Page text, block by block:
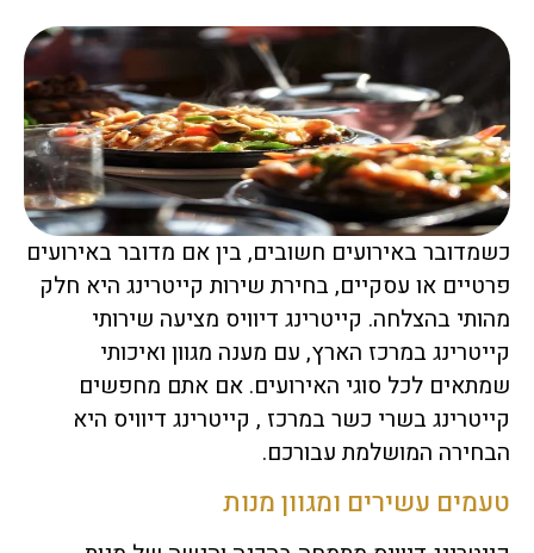
כשמדובר באירועים חשובים, בין אם מדובר באירועים
פרטיים או עסקיים, בחירת שירות קייטרינג היא חלק
מהותי בהצלחה. קייטרינג דיוויס מציעה שירותי
קייטרינג במרכז הארץ, עם מענה מגוון ואיכותי
שמתאים לכל סוגי האירועים. אם אתם מחפשים
קייטרינג בשרי כשר במרכז , קייטרינג דיוויס היא
הבחירה המושלמת עבורכם.
טעמים עשירים ומגוון מנות